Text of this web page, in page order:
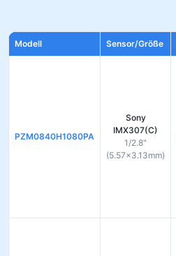
Modell Sensor/Größe
PZM0840H1080PA
Sony
IMX307(C)
1/2.8"
(5.57×3.13mm)